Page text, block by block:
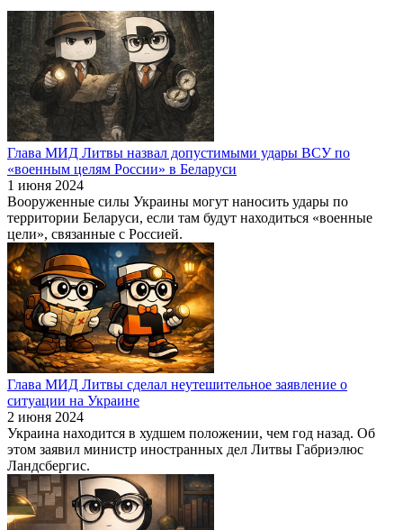
Глава МИД Литвы назвал допустимыми удары ВСУ по
«военным целям России» в Беларуси
1 июня 2024
Вооруженные силы Украины могут наносить удары по
территории Беларуси, если там будут находиться «военные
цели», связанные с Россией.
Глава МИД Литвы сделал неутешительное заявление о
ситуации на Украине
2 июня 2024
Украина находится в худшем положении, чем год назад. Об
этом заявил министр иностранных дел Литвы Габриэлюс
Ландсбергис.